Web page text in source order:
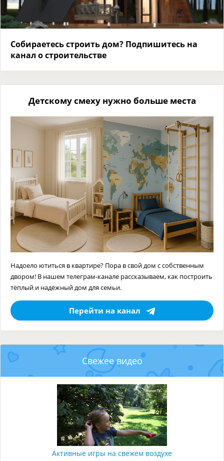
Собираетесь строить дом? Подпишитесь на
канал о строительстве
Детскому смеху нужно больше места
Надоело ютиться в квартире? Пора в свой дом с собственным
двором! В нашем телеграм-канале рассказываем, как построить
тёплый и надёжный дом для семьи.
Перейти на канал
Свежее видео
Активные игры на свежем воздухе